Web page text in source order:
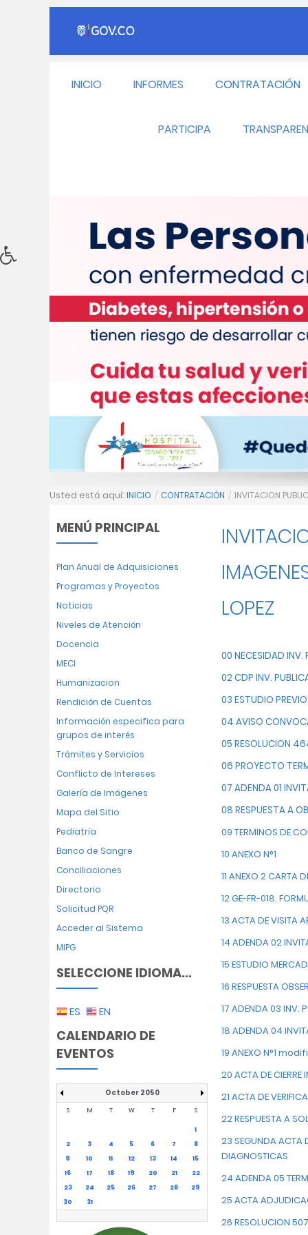
INICIO INFORMES CONTRATACIÓN
PARTICIPA
Usted está aquí: INICIO / CONTRATACIÓN / INVITACION
MENÚ PRINCIPAL
Plan Anual de Adquisiciones
Programas y Proyectos
Noticias
Niveles de Atención
Docencia
MECI
Humanizacion
Rendición de Cuentas
Información especifica para
grupos de interés
Trámites y Servicios
Conflicto de Intereses
Galería de Imágenes
Mapa del Sitio
Pediatría
Banco de Sangre
Conciliaciones
Directorio
Solicitud PQR
Acceder al Sistema
MIPG
SELECCIONE IDIOMA...
ES EN
CALENDARIO DE
EVENTOS
October 2050
S M T W T F S
1
2
3 4 5 6 7
8
9
10 11 12 13 14
15
16
17 18 19 20 21
22
23
24 25 26 27 28
29
30
31
LOPEZ
00 NECESIDAD INV.
02 CDP INV.
03 ESTUDIO
04 AVISO
05 RESOLUCION
06 PROYECTO
07 ADENDA 01
08 RESPUESTA A
09 TERMINOS DE
10 ANEXO N°1
11 ANEXO 2 CARTA
12 GE-FR-018.
13 ACTA DE VISITA
14 ADENDA 02
15 ESTUDIO
16 RESPUESTA
17 ADENDA 03 INV.
18 ADENDA 04
19 ANEXO N°1
20 ACTA DE
21 ACTA DE
22 RESPUESTA A
23 SEGUNDA ACTA
DIAGNOSTICAS
24 ADENDA 05
25 ACTA
26 RESOLUCION